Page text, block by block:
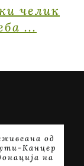
од
Канцер
на